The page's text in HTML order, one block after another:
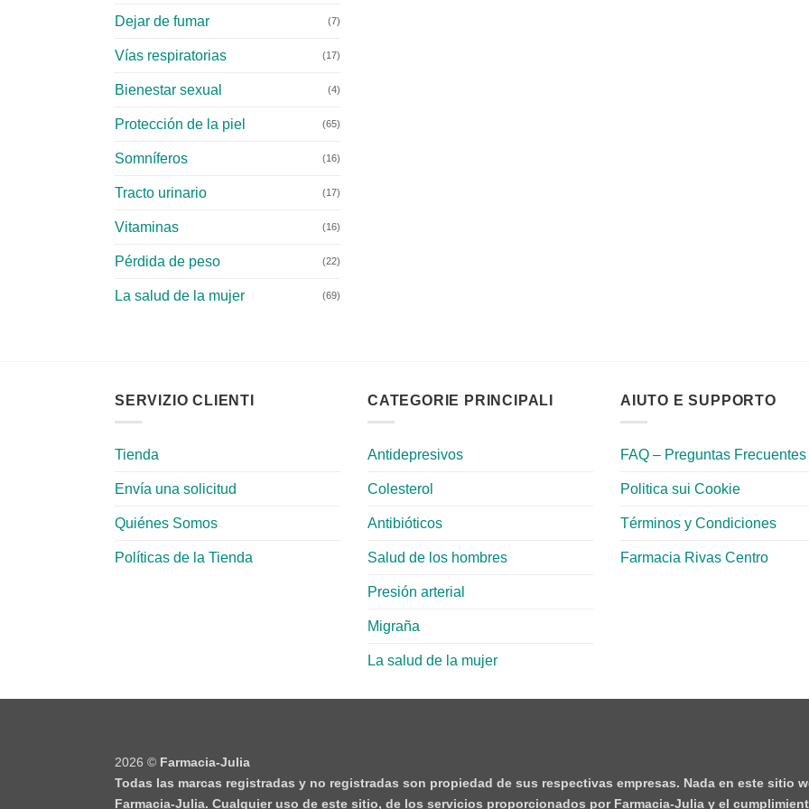
Dejar de fumar (7)
Vías respiratorias (17)
Bienestar sexual (4)
Protección de la piel (65)
Somníferos (16)
Tracto urinario (17)
Vitaminas (16)
Pérdida de peso (22)
La salud de la mujer (69)
SERVIZIO CLIENTI
Tienda
Envía una solicitud
Quiénes Somos
Políticas de la Tienda
CATEGORIE PRINCIPALI
Antidepresivos
Colesterol
Antibióticos
Salud de los hombres
Presión arterial
Migraña
La salud de la mujer
AIUTO E SUPPORTO
FAQ – Preguntas Frecuentes
Politica sui Cookie
Términos y Condiciones
Farmacia Rivas Centro
2026 © Farmacia-Julia
Todas las marcas registradas y no registradas son propiedad de sus respectivas empresas. Nada en este sitio
Farmacia-Julia. Cualquier uso de este sitio, de los servicios proporcionados por Farmacia-Julia y el